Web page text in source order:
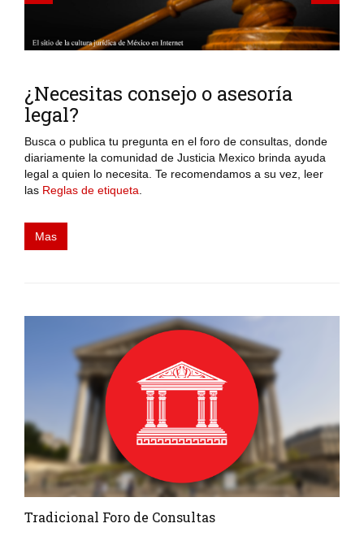
Next
¿Necesitas consejo o asesoría
legal?
Busca o publica tu pregunta en el foro de consultas, donde
diariamente la comunidad de Justicia Mexico brinda ayuda
legal a quien lo necesita. Te recomendamos a su vez, leer
las Reglas de etiqueta
Mas
Tradicional Foro de Consultas